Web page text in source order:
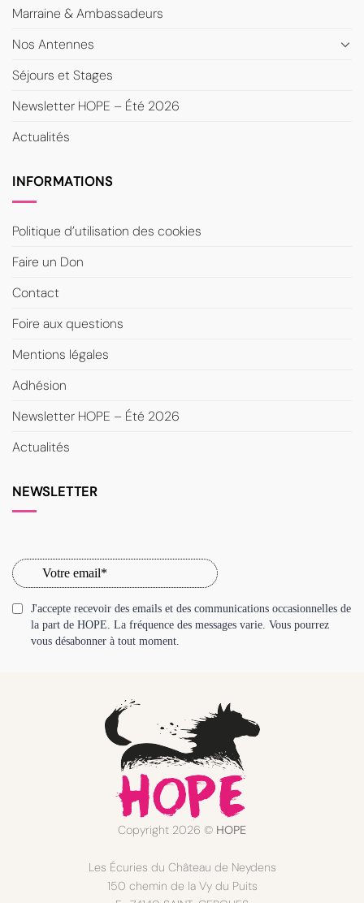
Marraine & Ambassadeurs
Nos Antennes
Séjours et Stages
Newsletter HOPE – Été 2026
Actualités
INFORMATIONS
Politique d’utilisation des cookies
Faire un Don
Contact
Foire aux questions
Mentions légales
Adhésion
Newsletter HOPE – Été 2026
Actualités
NEWSLETTER
Copyright 2026 © HOPE
Les Écuries du Château de Neydens
150 chemin de la Vy du Puits